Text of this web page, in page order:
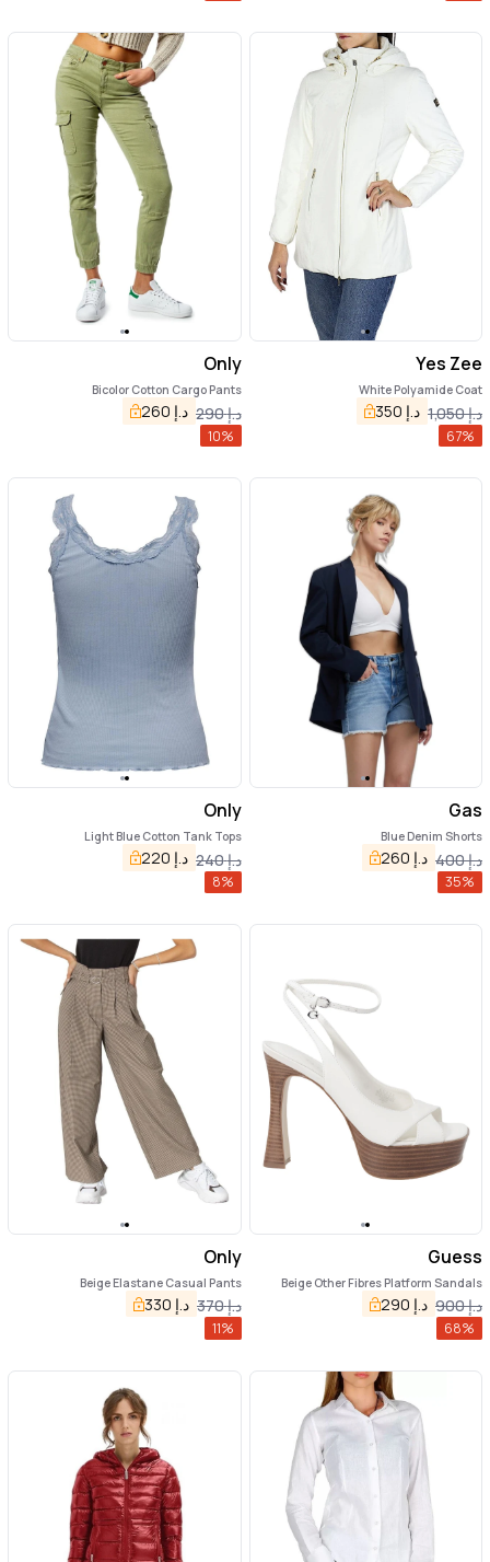
Yes Zee
White Polyamide Coat
د.إ1,050 د.إ 350
67%
Only
Bicolor Cotton Cargo Pants
د.إ290 د.إ 260
10%
Gas
Blue Denim Shorts
د.إ400 د.إ 260
35%
Only
Light Blue Cotton Tank Tops
د.إ240 د.إ 220
8%
Guess
Beige Other Fibres Platform Sandals
د.إ900 د.إ 290
68%
Only
Beige Elastane Casual Pants
د.إ370 د.إ 330
11%